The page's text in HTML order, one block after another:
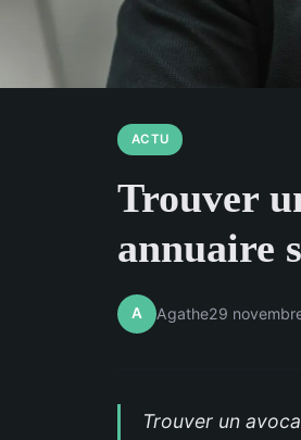
ACTU
Trouver
annuaire
A Agathe29
Trouver un